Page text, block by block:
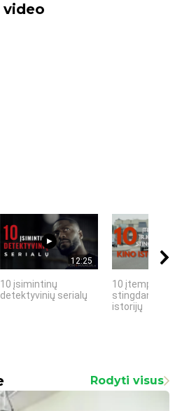
video
12:25
10 įsimintinų
detektyvinių serialų
10 įtemptų,
stingdančių
istorijų
Rodyti visus